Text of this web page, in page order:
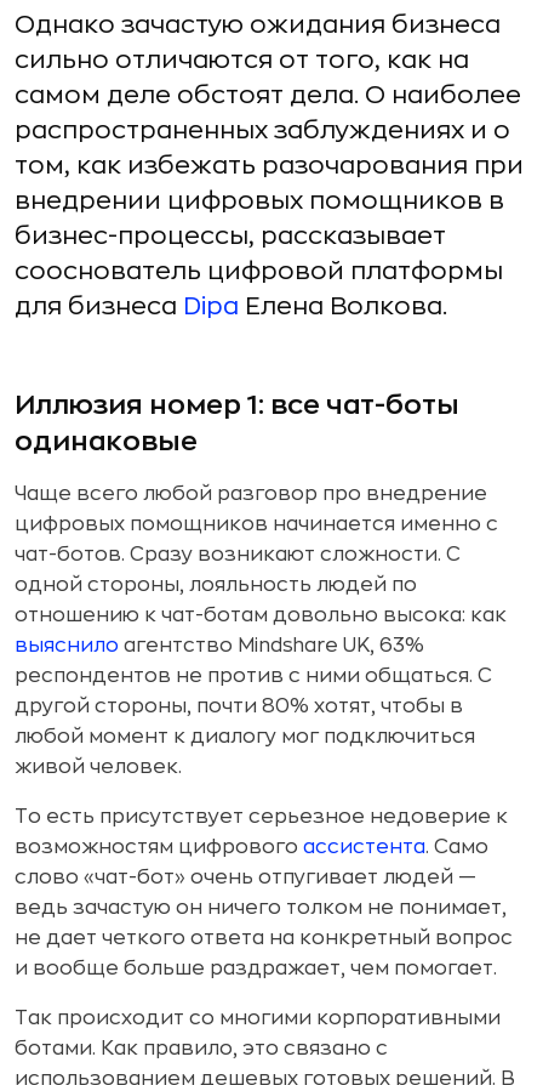
Однако зачастую ожидания бизнеса
сильно отличаются от того, как на
самом деле обстоят дела. О наиболее
распространенных заблуждениях и о
том, как избежать разочарования при
внедрении цифровых помощников в
бизнес-процессы, рассказывает
сооснователь цифровой платформы
для бизнеса Dipa Елена Волкова.
Иллюзия номер 1: все чат-боты
одинаковые
Чаще всего любой разговор про внедрение
цифровых помощников начинается именно с
чат-ботов. Сразу возникают сложности. С
одной стороны, лояльность людей по
отношению к чат-ботам довольно высока: как
выяснило агентство Mindshare UK, 63%
респондентов не против с ними общаться. С
другой стороны, почти 80% хотят, чтобы в
любой момент к диалогу мог подключиться
живой человек.
То есть присутствует серьезное недоверие к
возможностям цифрового ассистента. Само
слово «чат-бот» очень отпугивает людей —
ведь зачастую он ничего толком не понимает,
не дает четкого ответа на конкретный вопрос
и вообще больше раздражает, чем помогает.
Так происходит со многими корпоративными
ботами. Как правило, это связано с
использованием дешевых готовых решений. В